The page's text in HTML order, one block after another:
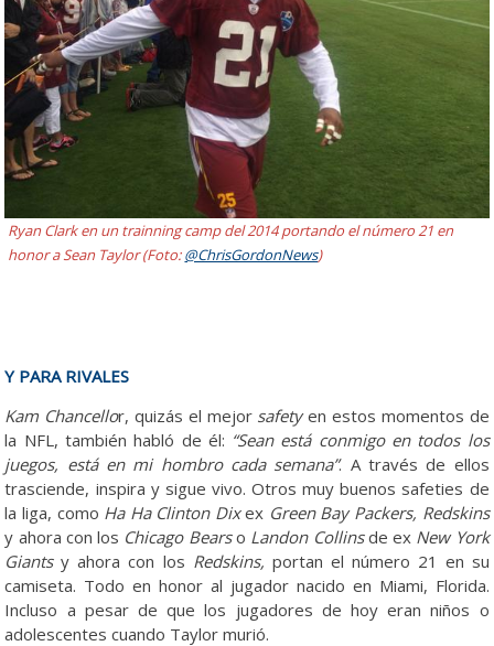
Ryan Clark en un trainning camp del 2014 portando el número 21 en
honor a Sean Taylor (Foto:@ChrisGordonNews)
Y PARA RIVALES
Kam Chancellor, quizás el mejorsafetyen estos momentos de
la NFL, también habló de él: “Sean está conmigo en todos los
juegos, está en mi hombro cada semana”. A través de ellos
trasciende, inspira y sigue vivo. Otros muy buenos safeties de
la liga, como Ha Ha Clinton Dixex Green Bay Packers, Redskins
y ahora con los Chicago Bearso Landon Collinsde ex New York
Giantsy ahora con los Redskins, portan el número 21 en su
camiseta. Todo en honor al jugador nacido en Miami, Florida.
Incluso a pesar de que los jugadores de hoy eran niños o
adolescentes cuando Taylor murió.